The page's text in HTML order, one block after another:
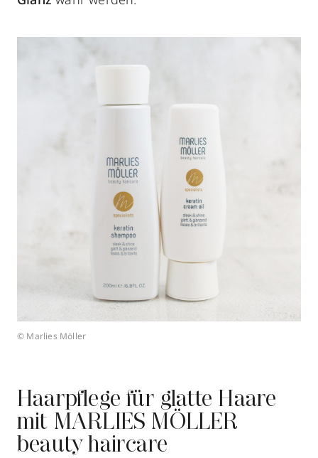
© Marlies Möller
Haarpflege für glatte Haare
mit MARLIES MÖLLER
beauty haircare